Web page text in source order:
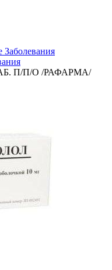
П/П/О /РАФАРМА/